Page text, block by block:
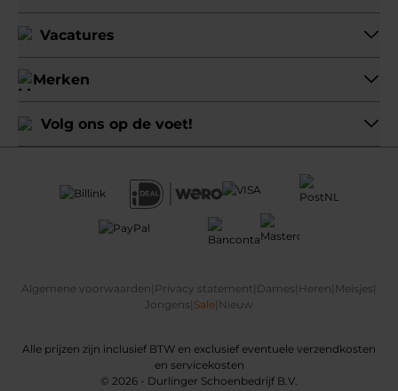
Vacatures
Merken
Volg ons op de voet!
Algemene voorwaarden Privacy statement Dames Heren Meisjes
Jongens Sale Nieuw
Alle prijzen zijn inclusief BTW en exclusief eventuele verzendkosten
en servicekosten
© 2026 - Durlinger Schoenbedrijf B.V.